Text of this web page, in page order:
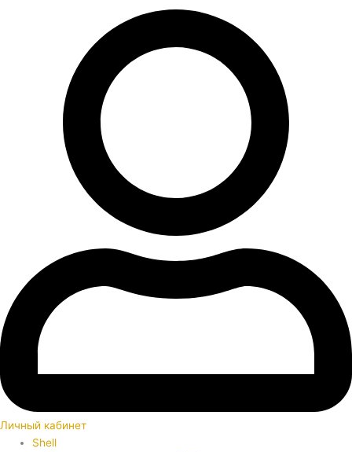
Личный кабинет
Shell